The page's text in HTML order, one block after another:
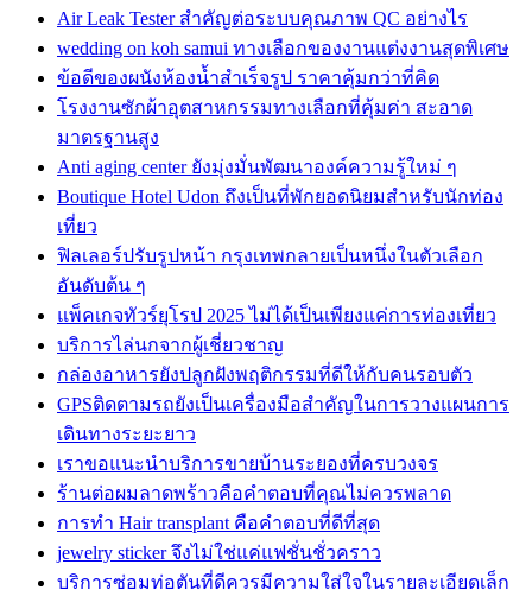
Air Leak Tester สำคัญต่อระบบคุณภาพ QC อย่างไร
wedding on koh samui ทางเลือกของงานแต่งงานสุดพิเศษ
ข้อดีของผนังห้องน้ำสำเร็จรูป ราคาคุ้มกว่าที่คิด
โรงงานซักผ้าอุตสาหกรรมทางเลือกที่คุ้มค่า สะอาด
มาตรฐานสูง
Anti aging center ยังมุ่งมั่นพัฒนาองค์ความรู้ใหม่ ๆ
Boutique Hotel Udon ถึงเป็นที่พักยอดนิยมสำหรับนักท่อง
เที่ยว
ฟิลเลอร์ปรับรูปหน้า กรุงเทพกลายเป็นหนึ่งในตัวเลือก
อันดับต้น ๆ
แพ็คเกจทัวร์ยุโรป 2025 ไม่ได้เป็นเพียงแค่การท่องเที่ยว
บริการไล่นกจากผู้เชี่ยวชาญ
กล่องอาหารยังปลูกฝังพฤติกรรมที่ดีให้กับคนรอบตัว
GPSติดตามรถยังเป็นเครื่องมือสำคัญในการวางแผนการ
เดินทางระยะยาว
เราขอแนะนำบริการขายบ้านระยองที่ครบวงจร
ร้านต่อผมลาดพร้าวคือคำตอบที่คุณไม่ควรพลาด
การทำ Hair transplant คือคำตอบที่ดีที่สุด
jewelry sticker จึงไม่ใช่แค่แฟชั่นชั่วคราว
บริการซ่อมท่อตันที่ดีควรมีความใส่ใจในรายละเอียดเล็ก